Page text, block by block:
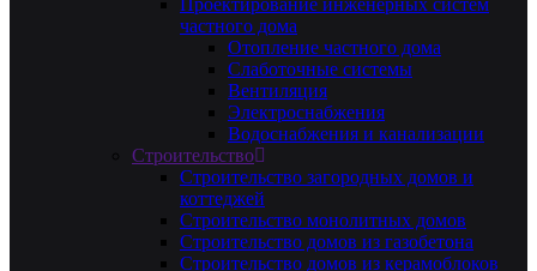
Проектирование инженерных систем
частного дома
Отопление частного дома
Слаботочные системы
Вентиляция
Электроснабжения
Водоснабжения и канализации
Строительство
Строительство загородных домов и
коттеджей
Строительство монолитных домов
Строительство домов из газобетона
Строительство домов из керамоблоков